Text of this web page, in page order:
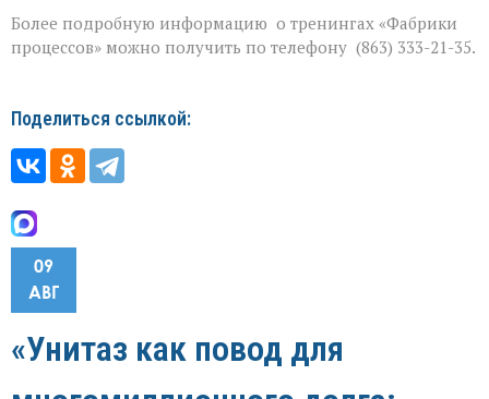
Более подробную информацию о тренингах «Фабрики
процессов» можно получить по телефону (863) 333-21-35.
Поделиться ссылкой:
09
АВГ
«Унитаз как повод для